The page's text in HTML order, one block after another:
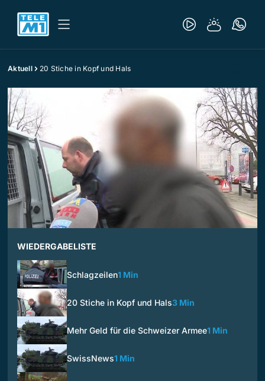
Aktuell 20 Stiche in Kopf und Hals
WIEDERGABELISTE
Schlagzeilen1 Min
20 Stiche in Kopf und Hals3 Min
Mehr Geld für die Schweizer Armee1 Min
SwissNews1 Min